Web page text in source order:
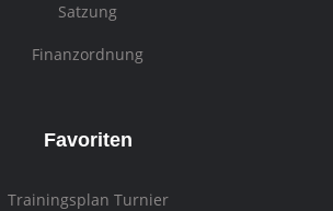
Satzung
Finanzordnung
Favoriten
Trainingsplan Turnier